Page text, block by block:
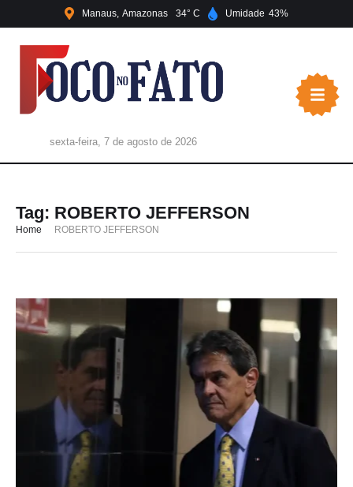
Manaus Amazonas 34 Umidade 43
sexta-feira, 7 de agosto de 2026
Tag: ROBERTO JEFFERSON
Home ROBERTO JEFFERSON